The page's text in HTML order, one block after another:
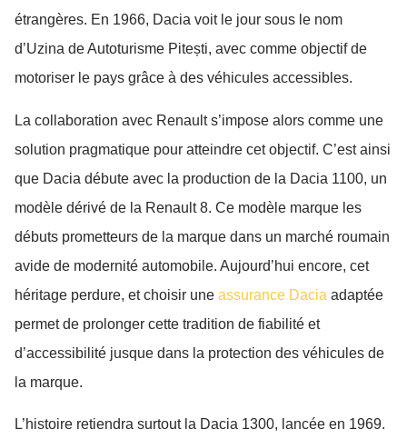
étrangères. En 1966, Dacia voit le jour sous le nom
d’Uzina de Autoturisme Pitești, avec comme objectif de
motoriser le pays grâce à des véhicules accessibles.
La collaboration avec Renault s’impose alors comme une
solution pragmatique pour atteindre cet objectif. C’est ainsi
que Dacia débute avec la production de la Dacia 1100, un
modèle dérivé de la Renault 8. Ce modèle marque les
débuts prometteurs de la marque dans un marché roumain
avide de modernité automobile. Aujourd’hui encore, cet
héritage perdure, et choisir une assurance Dacia adaptée
permet de prolonger cette tradition de fiabilité et
d’accessibilité jusque dans la protection des véhicules de
la marque.
L’histoire retiendra surtout la Dacia 1300, lancée en 1969.